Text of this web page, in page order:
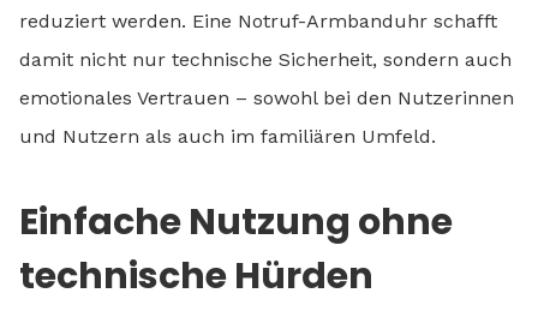
reduziert werden. Eine Notruf-Armbanduhr schafft
damit nicht nur technische Sicherheit, sondern auch
emotionales Vertrauen – sowohl bei den Nutzerinnen
und Nutzern als auch im familiären Umfeld.
Einfache Nutzung ohne
technische Hürden